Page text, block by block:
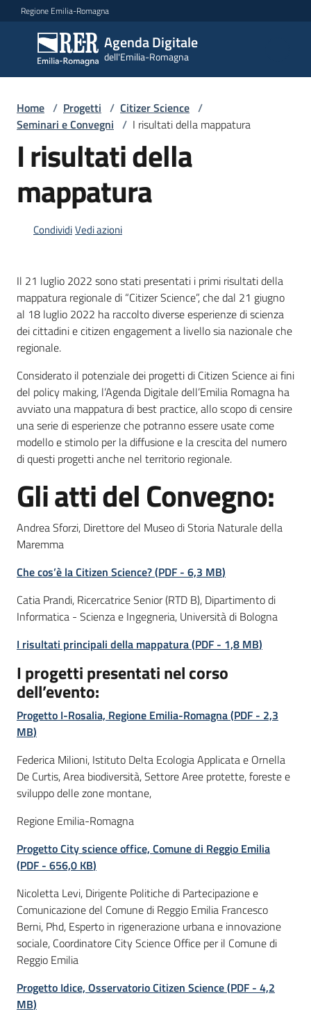
Vai al contenuto
Vai alla navigazione
Vai al footer
Regione Emilia-Romagna
Agenda Digitale
dell'Emilia-Romagna
Agenda
Digitale
dell'Emilia-
Novità
Strategia
Dati
del
territorio
Governance
locale
Seguici
su
Home / Progetti / Citizer Science /
Seminari e Convegni / I risultati della mappatura
I risultati della
mappatura
CondividiVedi azioni
Il 21 luglio 2022 sono stati presentati i primi risultati della
mappatura regionale di “Citizer Science”, che dal 21 giugno
al 18 luglio 2022 ha raccolto diverse esperienze di scienza
dei cittadini e citizen engagement a livello sia nazionale che
regionale.
Considerato il potenziale dei progetti di Citizen Science ai fini
del policy making, l’Agenda Digitale dell’Emilia Romagna ha
avviato una mappatura di best practice, allo scopo di censire
una serie di esperienze che potranno essere usate come
modello e stimolo per la diffusione e la crescita del numero
di questi progetti anche nel territorio regionale.
Gli atti del Convegno:
Andrea Sforzi, Direttore del Museo di Storia Naturale della
Maremma
Che cos’è la Citizen Science?(PDF - 6,3 MB)
Catia Prandi, Ricercatrice Senior (RTD B), Dipartimento di
Informatica - Scienza e Ingegneria, Università di Bologna
I risultati principali della mappatura(PDF - 1,8 MB)
I progetti presentati nel corso
dell’evento:
Progetto I-Rosalia, Regione Emilia-Romagna(PDF - 2,3
MB)
Federica Milioni, Istituto Delta Ecologia Applicata e Ornella
De Curtis, Area biodiversità, Settore Aree protette, foreste e
sviluppo delle zone montane,
Regione Emilia-Romagna
Progetto City science office, Comune di Reggio Emilia
(PDF - 656,0 KB)
Nicoletta Levi, Dirigente Politiche di Partecipazione e
Comunicazione del Comune di Reggio Emilia Francesco
Berni, Phd, Esperto in rigenerazione urbana e innovazione
sociale, Coordinatore City Science Office per il Comune di
Reggio Emilia
Progetto Idice, Osservatorio Citizen Science(PDF - 4,2
MB)